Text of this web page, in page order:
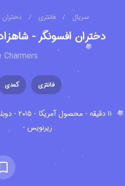
سریال / فانتزی / دختران
دختران افسونگر -
Charmers
فانتزی کمدی
۱۱ دقیقه -
زیرنویس -